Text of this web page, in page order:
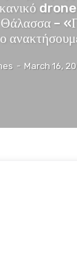
–
- March 16,